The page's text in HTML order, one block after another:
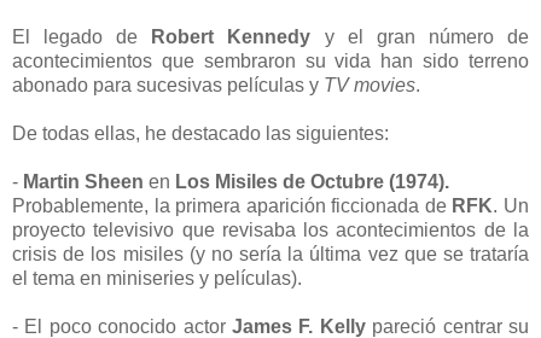
El legado de Robert Kennedy y el gran número de
acontecimientos que sembraron su vida han sido terreno
abonado para sucesivas películas y TV movies.
De todas ellas, he destacado las siguientes:
- Martin Sheen en Los Misiles de Octubre (1974).
Probablemente, la primera aparición ficcionada de RFK. Un
proyecto televisivo que revisaba los acontecimientos de la
crisis de los misiles (y no sería la última vez que se trataría
el tema en miniseries y películas).
- El poco conocido actor James F. Kellypareció centrar su